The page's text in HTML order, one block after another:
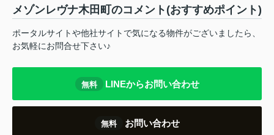
メゾンレヴナ木田町のコメント(おすすめポイント)
ポータルサイトや他社サイトで気になる物件がございましたら、
お気軽にお問合せ下さい♪
無料 LINEからお問い合わせ
無料 お問い合わせ